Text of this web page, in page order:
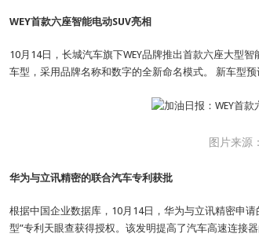
WEY首款六座智能电动SUV亮相
10月14日，长城汽车旗下WEY品牌推出首款六座大型智
车型，采用品牌名称和数字的全新命名模式。 新车型预
图片来源
华为与立讯精密的联合汽车专利获批
根据中国企业数据库，10月14日，华为与立讯精密申
型”专利天眼查获得授权。该发明提高了汽车高速连接